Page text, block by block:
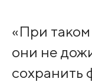
«При
они не
сохранить